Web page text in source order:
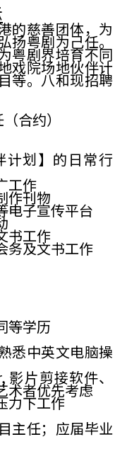
的慈善团体，为
扬粤剧为己任。
粤剧界培育不同
戏院场地伙伴计
等。八和现招聘
合约）
计划】的日常行
工作
作刊物
电子宣传平台
书工作
务及文书工作
等学历
悉中英文电脑操
片剪接软件、
术者优先考虑
力下工作
主任；应届毕业